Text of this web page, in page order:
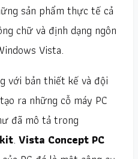
sản phẩm thực tế cả
chữ và định dạng ngôn
Vista.
với bản thiết kế và đội
ra những cỗ máy PC
đã mô tả trong
. Vista Concept PC